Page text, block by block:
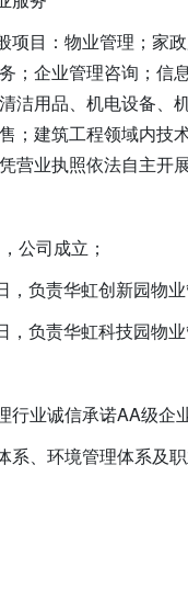
项目：物业管理；家
；企业管理咨询；信
洁用品、机电设备、
；建筑工程领域内技
营业执照依法自主开
公司成立；
，负责华虹创新园物业
，负责华虹科技园物业
行业诚信承诺AA级企
系、环境管理体系及